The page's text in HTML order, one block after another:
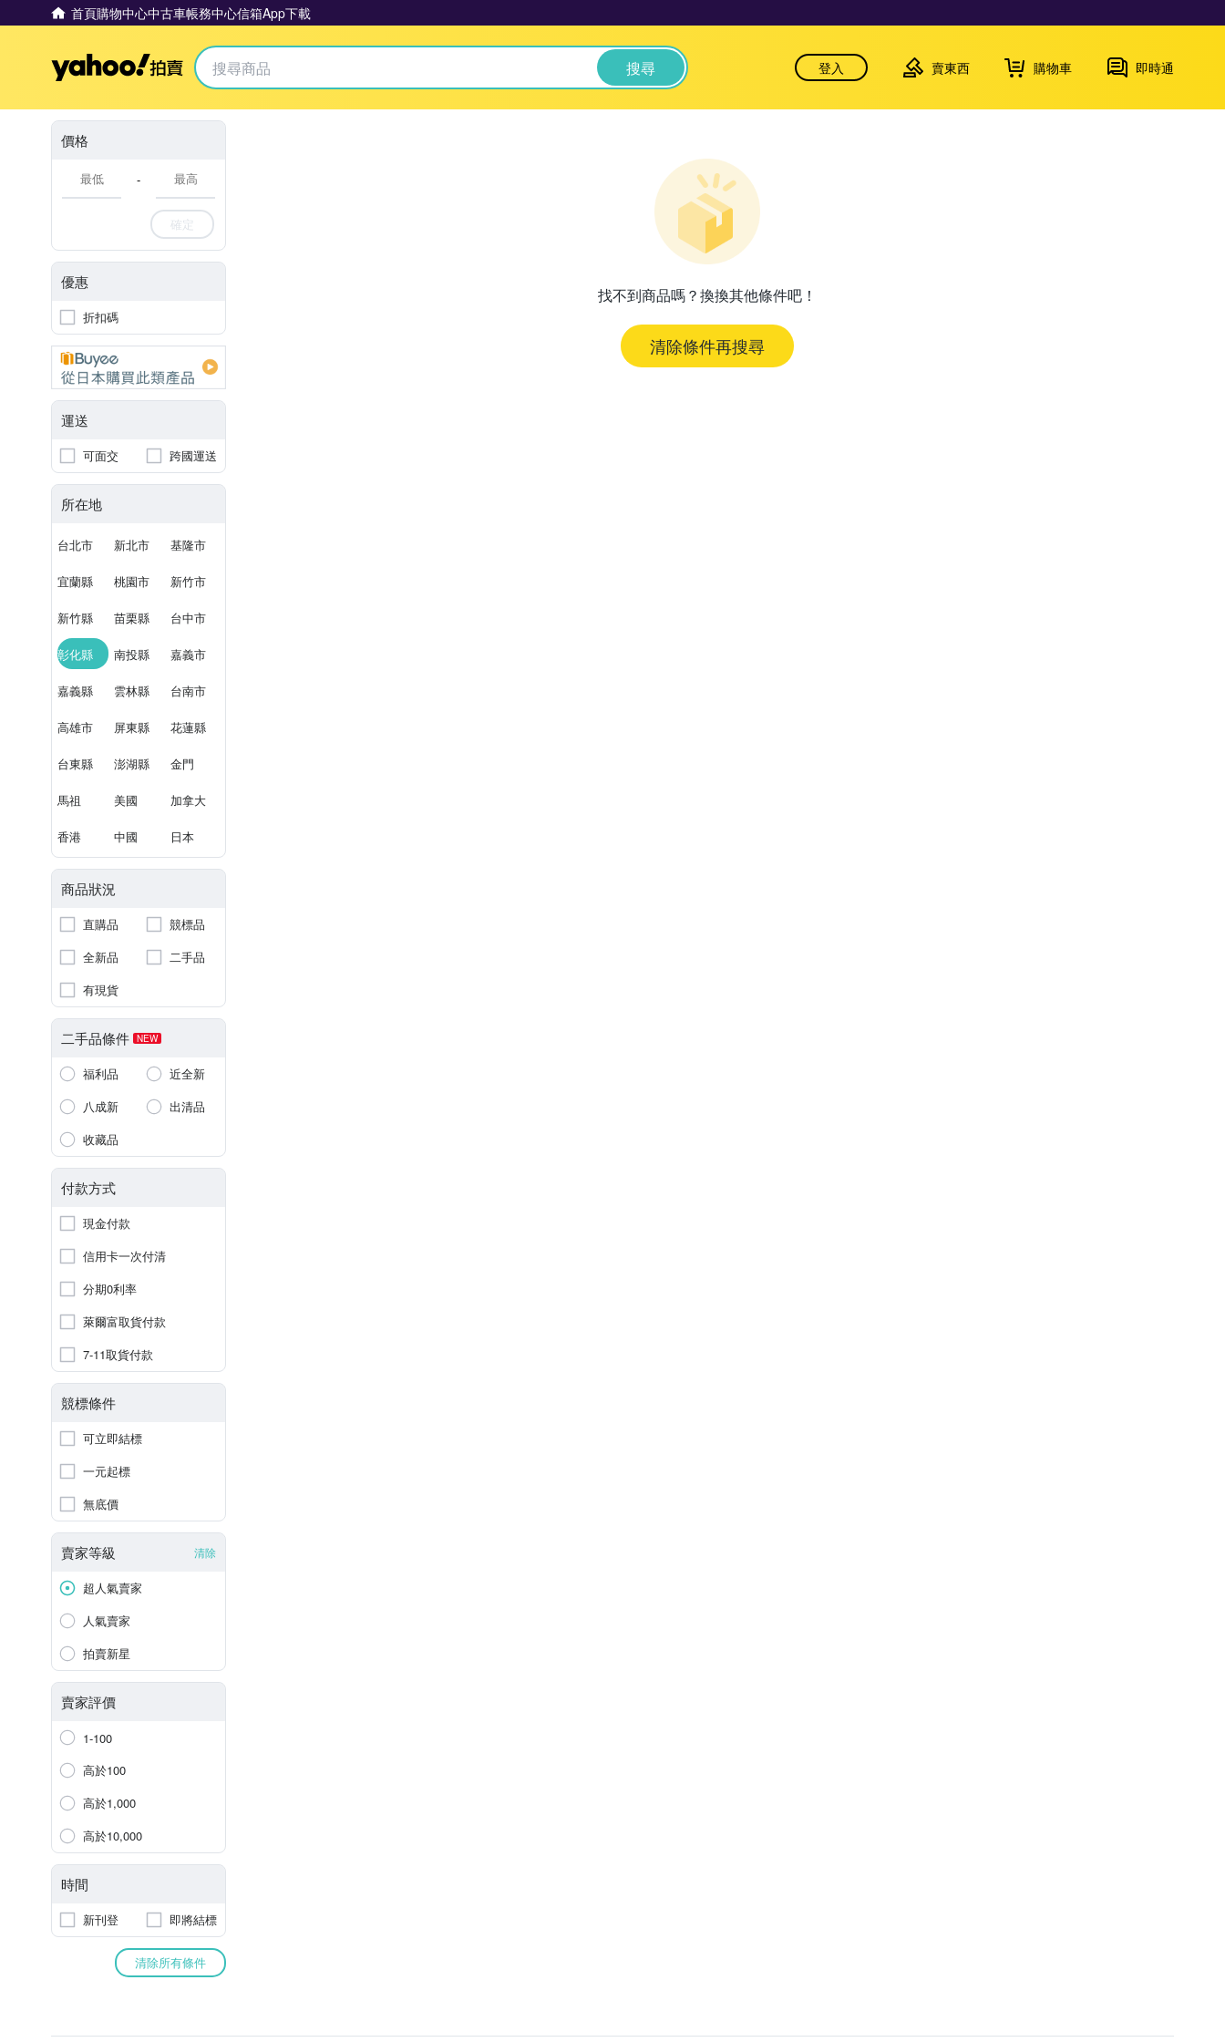
首頁購物中心中古車帳務中心信箱App下載
Yahoo拍賣 搜尋 登入 賣東西 購物車 即時通
價格
-
確定
優惠
折扣碼
運送
可面交 跨國運送
所在地
台北市 新北市 基隆市
宜蘭縣 桃園市 新竹市
新竹縣 苗栗縣 台中市
彰化縣 南投縣 嘉義市
嘉義縣 雲林縣 台南市
高雄市 屏東縣 花蓮縣
台東縣 澎湖縣 金門
馬祖 美國 加拿大
香港 中國 日本
商品狀況
直購品
競標品
全新品
二手品
有現貨
二手品條件 NEW
福利品
近全新
八成新
出清品
收藏品
付款方式
現金付款
信用卡一次付清
分期0利率
萊爾富取貨付款
7-11取貨付款
競標條件
可立即結標
一元起標
無底價
賣家等級 清除
超人氣賣家
人氣賣家
拍賣新星
賣家評價
1-100
高於100
高於1,000
高於10,000
時間
新刊登 即將結標
清除所有條件
找不到商品嗎？換換其他條件吧！
清除條件再搜尋